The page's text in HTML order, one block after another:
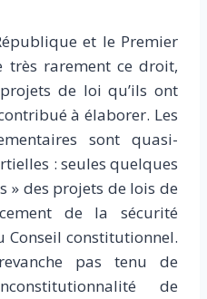
et le Premier
très rarement ce droit,
de loi qu’ils ont
à élaborer. Les
sont quasi-
: seules quelques
» des projets de lois de
de la sécurité
Conseil constitutionnel.
pas tenu de
de